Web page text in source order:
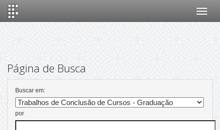
Página de Busca
Buscar em:
por